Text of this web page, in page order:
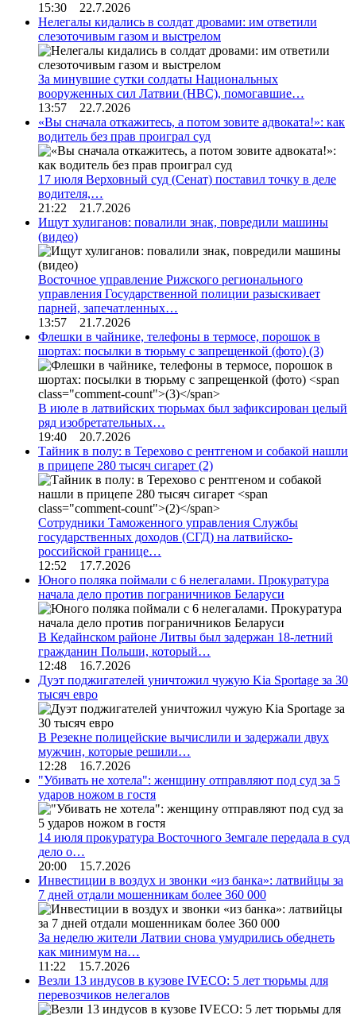
15:30 22.7.2026
Нелегалы кидались в солдат дровами: им ответили
слезоточивым газом и выстрелом
За минувшие сутки солдаты Национальных
вооруженных сил Латвии (НВС), помогавшие…
13:57 22.7.2026
«Вы сначала откажитесь, а потом зовите адвоката!»: как
водитель без прав проиграл суд
17 июля Верховный суд (Сенат) поставил точку в деле
водителя,…
21:22 21.7.2026
Ищут хулиганов: повалили знак, повредили машины
(видео)
Восточное управление Рижского регионального
управления Государственной полиции разыскивает
парней, запечатленных…
13:57 21.7.2026
Флешки в чайнике, телефоны в термосе, порошок в
шортах: посылки в тюрьму с запрещенкой (фото) (3)
В июле в латвийских тюрьмах был зафиксирован целый
ряд изобретательных…
19:40 20.7.2026
Тайник в полу: в Терехово с рентгеном и собакой нашли
в прицепе 280 тысяч сигарет (2)
Сотрудники Таможенного управления Службы
государственных доходов (СГД) на латвийско-
российской границе…
12:52 17.7.2026
Юного поляка поймали с 6 нелегалами. Прокуратура
начала дело против пограничников Беларуси
В Кедайнском районе Литвы был задержан 18-летний
гражданин Польши, который…
12:48 16.7.2026
Дуэт поджигателей уничтожил чужую Kia Sportage за 30
тысяч евро
В Резекне полицейские вычислили и задержали двух
мужчин, которые решили…
12:28 16.7.2026
"Убивать не хотела": женщину отправляют под суд за 5
ударов ножом в гостя
14 июля прокуратура Восточного Земгале передала в суд
дело о…
20:00 15.7.2026
Инвестиции в воздух и звонки «из банка»: латвийцы за
7 дней отдали мошенникам более 360 000
За неделю жители Латвии снова умудрились обеднеть
как минимум на…
11:22 15.7.2026
Везли 13 индусов в кузове IVECO: 5 лет тюрьмы для
перевозчиков нелегалов